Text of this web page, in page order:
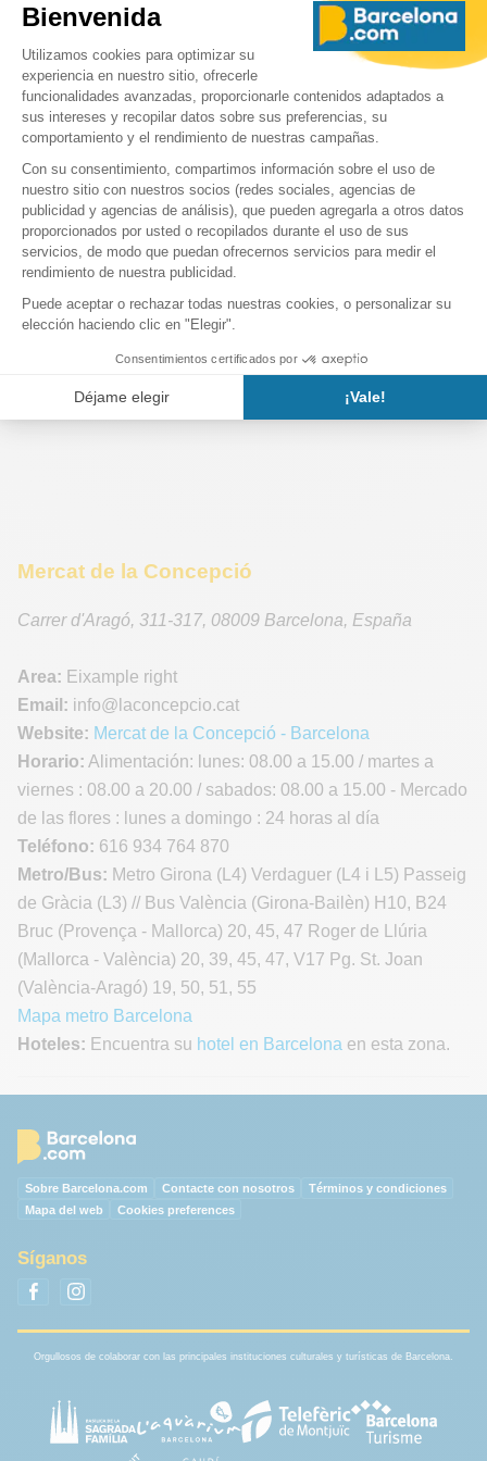
preservando al mismo tiempo su arquitectura original.
Mercat de la Concepció
Carrer d'Aragó, 311-317, 08009 Barcelona, España
Area: Eixample right
Email: info@laconcepcio.cat
Website: Mercat de la Concepció - Barcelona
Horario: Alimentación: lunes: 08.00 a 15.00 / martes a
viernes : 08.00 a 20.00 / sabados: 08.00 a 15.00 - Mercado
de las flores : lunes a domingo : 24 horas al día
Teléfono: 616 934 764 870
Metro/Bus: Metro Girona (L4) Verdaguer (L4 i L5) Passeig
de Gràcia (L3) // Bus València (Girona-Bailèn) H10, B24
Bruc (Provença - Mallorca) 20, 45, 47 Roger de Llúria
(Mallorca - València) 20, 39, 45, 47, V17 Pg. St. Joan
(València-Aragó) 19, 50, 51, 55
Mapa metro Barcelona
Hoteles: Encuentra su hotel en Barcelona en esta zona.
Sobre Barcelona.com Contacte con nosotros
Términos y condiciones
Mapa del web
Cookies preferences
Síganos
Orgullosos de colaborar con las principales instituciones culturales y turísticas de Barcelona.